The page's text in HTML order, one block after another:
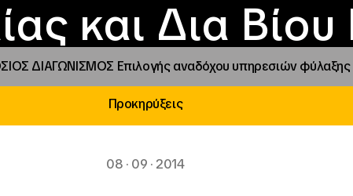
και Δια
Το ΙΝΕΔΙΒΙΜ
καιΕστίες
Νέα
Επικοινωνία
ΔΙΑΓΩΝΙΣΜΟΣ Επιλογής αναδόχου υπηρεσιών φύλαξης
Προκηρύξεις
08 · 09 · 2014